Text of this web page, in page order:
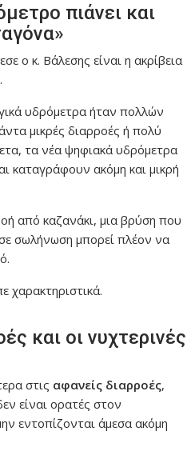
πιάνει και
ο κ. Βάλεσης είναι η ακρίβεια
υδρόμετρα ήταν πολλών
μικρές διαρροές ή πολύ
τα νέα ψηφιακά υδρόμετρα
καταγράφουν ακόμη και μικρή
από καζανάκι, μια βρύση που
σωλήνωση μπορεί πλέον να
χαρακτηριστικά.
και οι νυχτερινές
στις αφανείς διαρροές,
είναι ορατές στον
εντοπίζονται άμεσα ακόμη